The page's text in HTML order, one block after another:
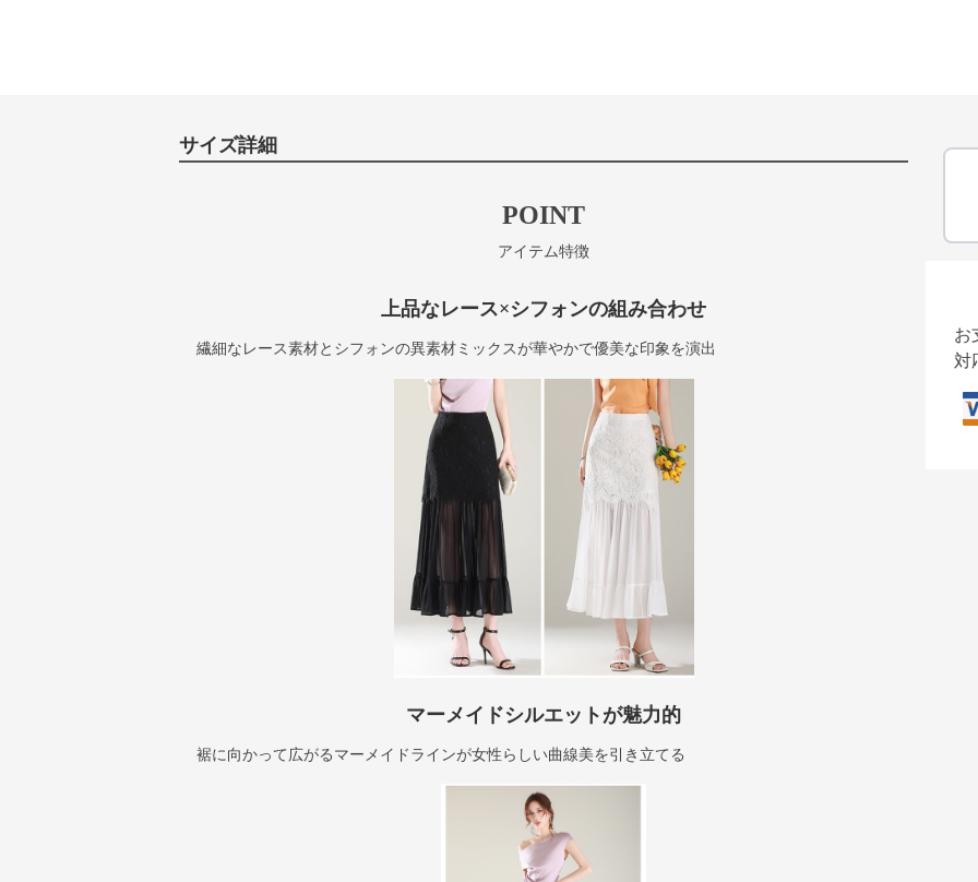
サイズ詳細
POINT
アイテム特徴
上品なレース×シフォンの組み合わせ
繊細なレース素材とシフォンの異素材ミックスが華やかで優美な印象を演出
マーメイドシルエットが魅力的
裾に向かって広がるマーメイドラインが女性らしい曲線美を引き立てる
お
対